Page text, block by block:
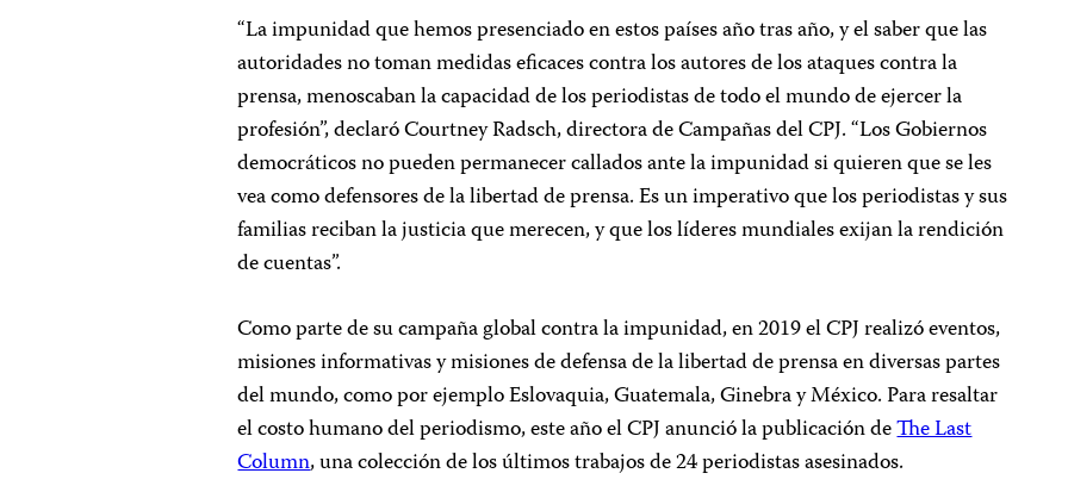
“La impunidad que hemos presenciado en estos países año tras año, y el saber que las
autoridades no toman medidas eficaces contra los autores de los ataques contra la
prensa, menoscaban la capacidad de los periodistas de todo el mundo de ejercer la
profesión”, declaró Courtney Radsch, directora de Campañas del CPJ. “Los Gobiernos
democráticos no pueden permanecer callados ante la impunidad si quieren que se les
vea como defensores de la libertad de prensa. Es un imperativo que los periodistas y sus
familias reciban la justicia que merecen, y que los líderes mundiales exijan la rendición
de cuentas”.
Como parte de su campaña global contra la impunidad, en 2019 el CPJ realizó eventos,
misiones informativas y misiones de defensa de la libertad de prensa en diversas partes
del mundo, como por ejemplo Eslovaquia, Guatemala, Ginebra y México. Para resaltar
el costo humano del periodismo, este año el CPJ anunció la publicación deThe Last
Column, una colección de los últimos trabajos de 24 periodistas asesinados.